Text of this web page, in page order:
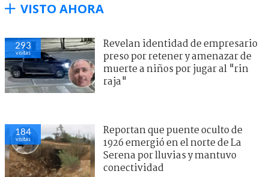
VISTO AHORA
293
visitas
Revelan identidad de empresario
preso por retener y amenazar de
muerte a niños por jugar al "rin
raja"
184
visitas
Reportan que puente oculto de
1926 emergió en el norte de La
Serena por lluvias y mantuvo
conectividad